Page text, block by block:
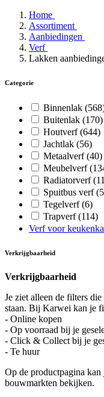
Home
Assortiment
Aanbiedingen
Verf
Lakken
Categorie
Binnenlak
Buitenlak (170)
Houtverf(644)
Jachtlak (56)
Metaalverf(40)
Meubelverf
Radiatorverf
Spuitbus verf
Tegelverf(6)
Trapverf(114)
Verf voor
Verkrijgbaarheid
Verkrijgbaarheid
Je ziet alleen de filters
staan. Bij Karwei kan je
- Online kopen
- Op voorraad bij je
- Click & Collect bij je
- Te huur
Op de productpagina
bouwmarkten bekijken.